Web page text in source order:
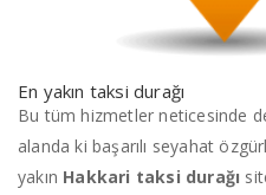
En yakın taksi durağı
Bu tüm hizmetler neticesinde
alanda ki başarılı seyahat
yakın Hakkari taksi durağı